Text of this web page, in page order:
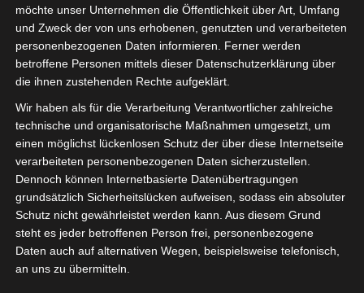
Schluss- und Endabrechnung der Corona-
Hilfen.
möchte unser Unternehmen die Öffentlichkeit über Art, Umfang
und Zweck der von uns erhobenen, genutzten und verarbeiteten
personenbezogenen Daten informieren. Ferner werden
betroffene Personen mittels dieser Datenschutzerklärung über
die ihnen zustehenden Rechte aufgeklärt.
Wir haben als für die Verarbeitung Verantwortlicher zahlreiche
technische und organisatorische Maßnahmen umgesetzt, um
einen möglichst lückenlosen Schutz der über diese Internetseite
verarbeiteten personenbezogenen Daten sicherzustellen.
Dennoch können Internetbasierte Datenübertragungen
grundsätzlich Sicherheitslücken aufweisen, sodass ein absoluter
Schutz nicht gewährleistet werden kann. Aus diesem Grund
steht es jeder betroffenen Person frei, personenbezogene
Daten auch auf alternativen Wegen, beispielsweise telefonisch,
an uns zu übermitteln.